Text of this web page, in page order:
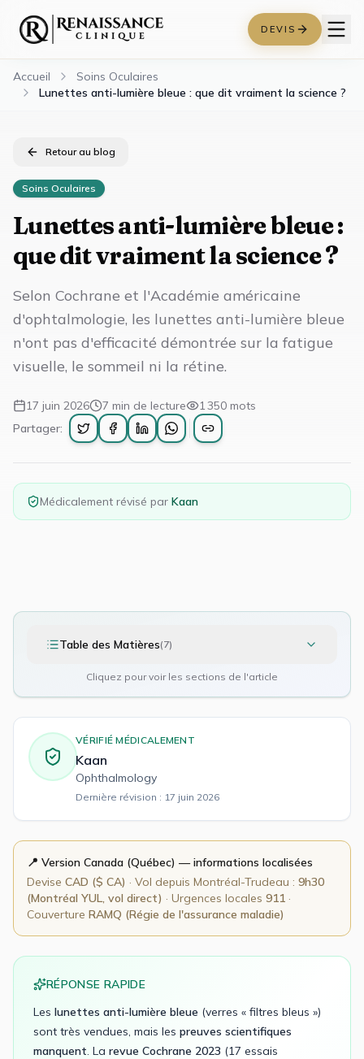
DEVIS
Accueil
Soins Oculaires
Lunettes anti-lumière bleue : que dit vraiment la science ?
Retour au blog
Soins Oculaires
Lunettes anti-lumière bleue :
que dit vraiment la science ?
Selon Cochrane et l'Académie américaine
d'ophtalmologie, les lunettes anti-lumière bleue
n'ont pas d'efficacité démontrée sur la fatigue
visuelle, le sommeil ni la rétine.
17 juin 2026 7 min de lecture 1 350 mots
Partager:
Médicalement révisé par Kaan
Table des Matières(7)
Cliquez pour voir les sections de l'article
VÉRIFIÉ MÉDICALEMENT
Kaan
Ophthalmology
Dernière révision : 17 juin 2026
📍 Version Canada (Québec) — informations localisées
Devise CAD ($ CA) · Vol depuis Montréal-Trudeau : 9h30
(Montréal YUL, vol direct) · Urgences locales 911 ·
Couverture RAMQ (Régie de l'assurance maladie)
RÉPONSE RAPIDE
Les lunettes anti-lumière bleue (verres « filtres bleus »)
sont très vendues, mais les preuves scientifiques
manquent. La revue Cochrane 2023 (17 essais